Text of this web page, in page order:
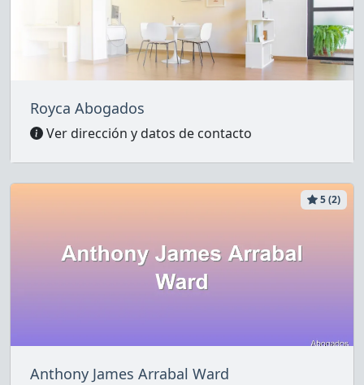
Royca Abogados
Ver dirección y datos de contacto
5 (2)
Anthony James Arrabal Ward